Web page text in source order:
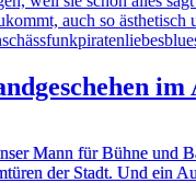
auch so
Mann für Bühne und
der Stadt. Und ein